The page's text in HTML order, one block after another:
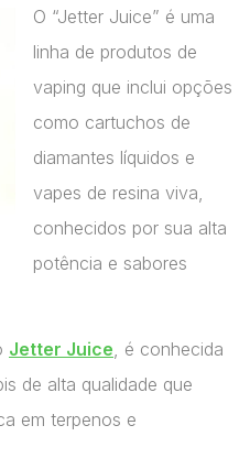
O “Jetter Juice” é uma
linha de produtos de
vaping que inclui opções
como cartuchos de
diamantes líquidos e
vapes de resina viva,
conhecidos por sua alta
potência e sabores
Jetter Juice, é conhecida
de alta qualidade que
em terpenos e